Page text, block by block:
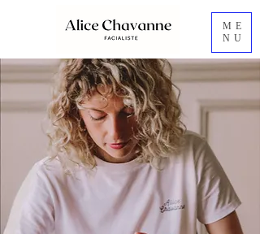
ME
NU